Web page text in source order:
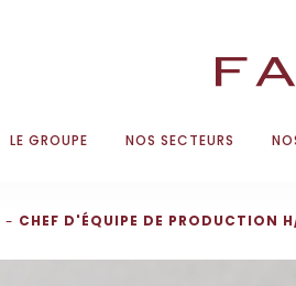
LE GROUPE NOS SECTEURS
CHEF D'ÉQUIPE DE PRODUCTION